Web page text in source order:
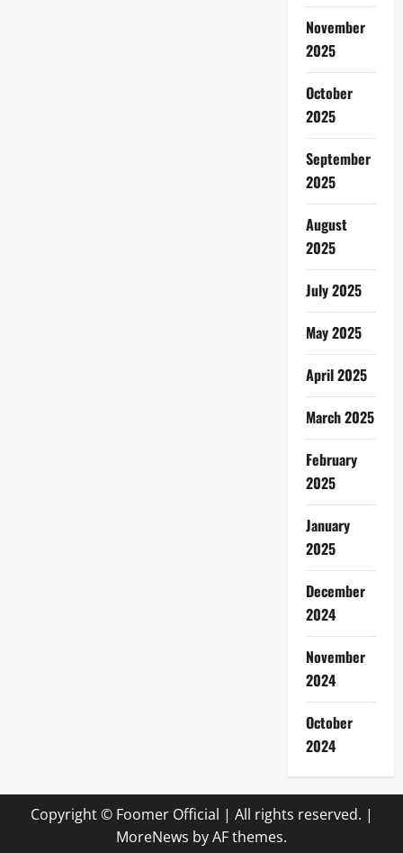
November
2025
October
2025
September
2025
August
2025
July 2025
May 2025
April 2025
March 2025
February
2025
January
2025
December
2024
November
2024
October
2024
Copyright © Foomer Official | All rights reserved. |
MoreNews by AF themes.